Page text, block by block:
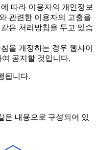
따라 이용자의 개인정보
관련한 이용자의 고충을
은 처리방침을 두고 있습
을 개정하는 경우 웹사이
공지할 것입니다.
됩니다.
은 내용으로 구성되어 있